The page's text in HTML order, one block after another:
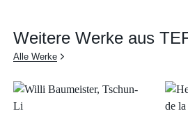
Weitere Werke aus
Alle Werke